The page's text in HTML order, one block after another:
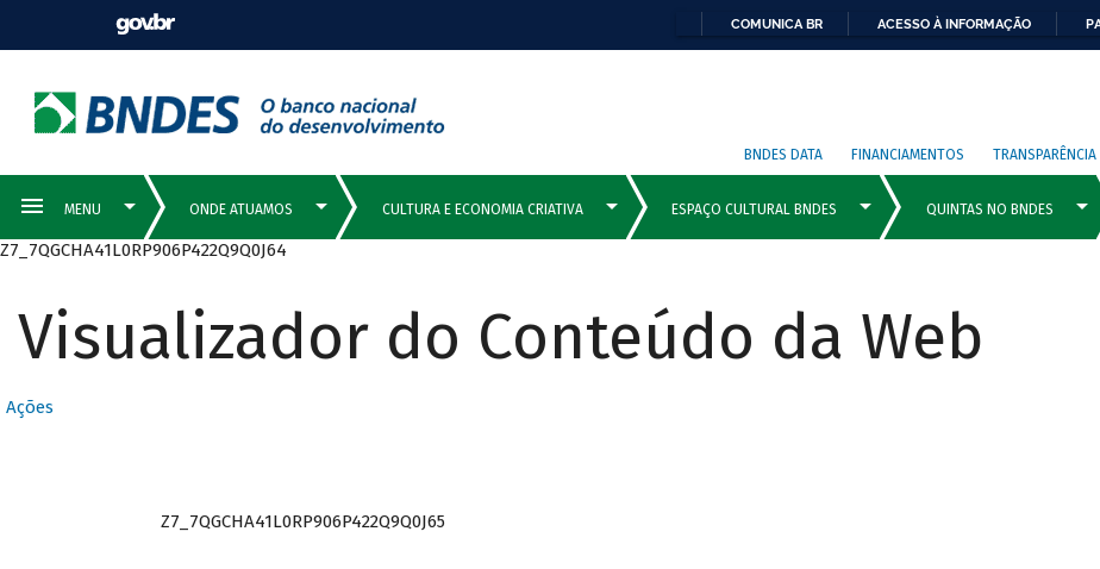
COMUNICA BR ACESSO À INFORMAÇÃO
BNDES DATA FINANCIAMENTOS TRANSPARÊNCIA
Z7_7QGCHA41L0RP906P422Q9Q0J64
Visualizador do Conteúdo da Web
Ações
Z7_7QGCHA41L0RP906P422Q9Q0J65